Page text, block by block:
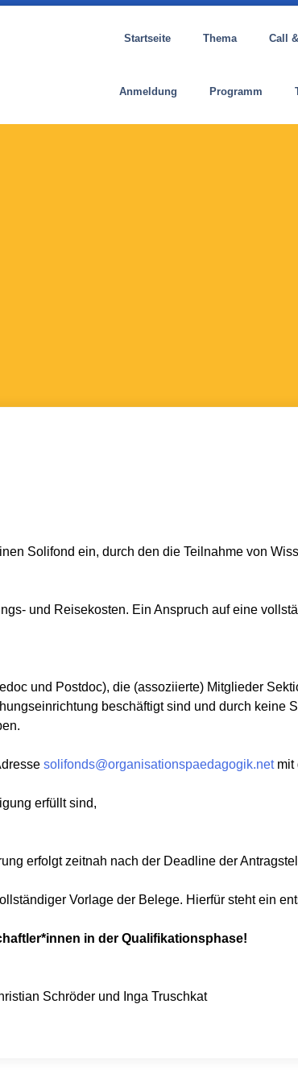
Startseite Thema Call
Anmeldung Programm
Solifond ein, durch den die Teilnahme von
und Reisekosten. Ein Anspruch auf eine
und Postdoc), die (assoziierte) Mitglieder
beschäftigt sind und durch keine
solifonds@organisationspaedagogik.netmit
erfüllt sind,
erfolgt zeitnah nach der Deadline der
Vorlage der Belege. Hierfür steht ein
in der Qualifikationsphase!
Schröder und Inga Truschkat